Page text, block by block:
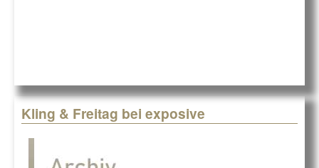
Kling & Freitag bei exposive